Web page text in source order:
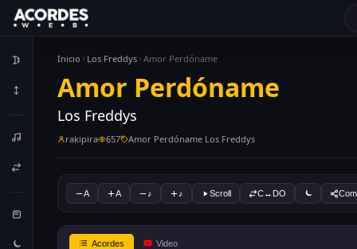
Inicio Los Freddys Amor Perdóname
Amor Perdóname
Los Freddys
rakipira 657 Amor Perdóname Los Freddys
A A ♪ ♪ Scroll C↔DO
Acordes Video